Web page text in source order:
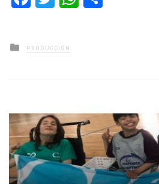
Posted
in
PRODUCCIÓN